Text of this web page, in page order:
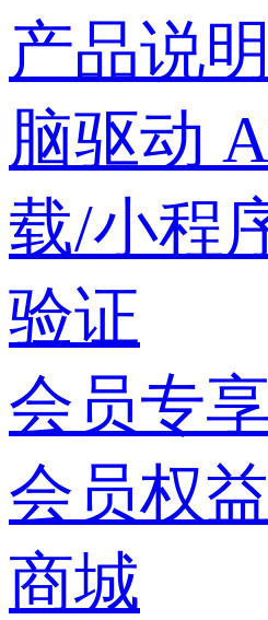
产品说
脑驱动
载/小程
验证
会员专享
会员权益
商城